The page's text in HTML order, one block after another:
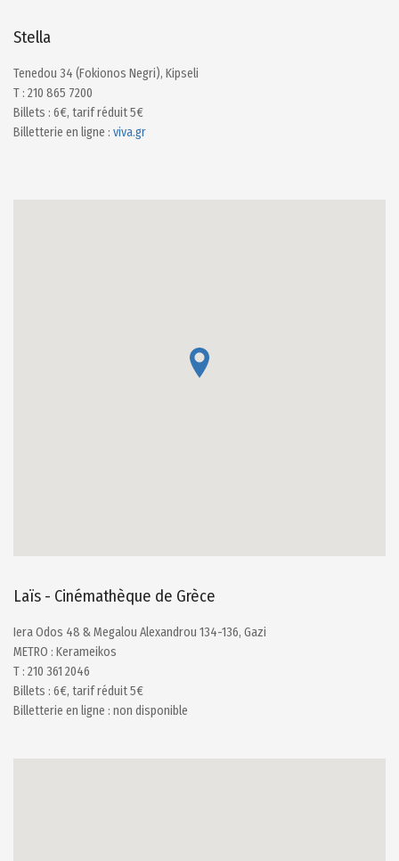
Stella
Tenedou 34 (Fokionos Negri), Kipseli
Τ : 210 865 7200
Billets : 6€, tarif réduit 5€
Billetterie en ligne : viva.gr
Laïs - Cinémathèque de Grèce
Iera Odos 48 & Megalou Alexandrou 134-136, Gazi
METRO : Kerameikos
Τ : 210 361 2046
Billets : 6€, tarif réduit 5€
Billetterie en ligne : non disponible